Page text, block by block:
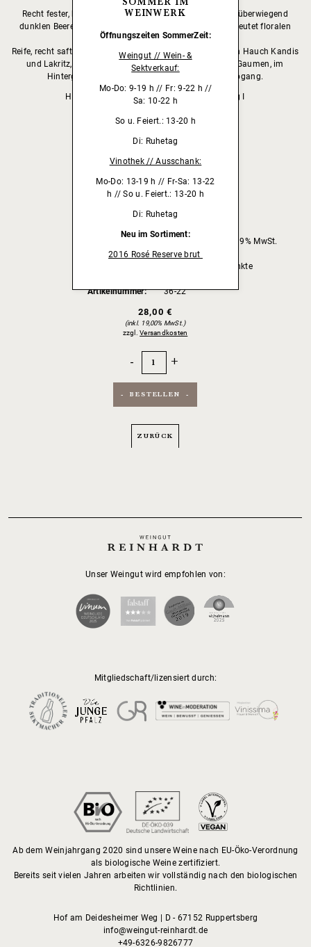
WEINWERK
Öffnungszeiten SommerZeit:
Weingut // Wein- &
Sektverkauf:
Mo-Do: 9-19 h // Fr: 9-22 h //
Sa: 10-22 h
So u. Feiert.: 13-20 h
Di: Ruhetag
Vinothek // Ausschank:
Mo-Do: 13-19 h // Fr-Sa: 13-22
h // So u. Feiert.: 13-20 h
Di: Ruhetag
Neu im Sortiment:
2016 Rosé Reserve brut
Recht fester, herber und kühler Duft nach Kirschen und überwiegend
dunklen Beeren mit erdigen, leicht kräutrigen und angedeutet floralen
Tönen.
Reife, recht saftige Frucht, etwas pfeffrig und kräuterig, ein Hauch Kandis
und Lakritz, feines Tannin, ein Hauch Schokolade am Gaumen, im
Hintergrund auch salzige Nuancen, sehr guter Abgang.
Handgelesen und selektiert I Maischegärung I
EXPERTISE ANSEHEN
Jahrgang
2022
Farbe
Rotwein
Alkoholgehalt
13,5 % vol.
Inhalt
750 ml
Säure
5,8 g/l
37,33 €/Liter inkl. 19% MwSt.
Allergene
enthält Sulfite
Eichelmann 89 Punkte
Artikelnummer
36-22
28,00 €
inkl. 19,00% MwSt.
zzgl.Versandkosten
- +
BESTELLEN
ZURÜCK
Unser Weingut wird empfohlen von:
Mitgliedschaft/lizensiert durch:
Ab dem Weinjahrgang 2020 sind unsere Weine nach EU-Öko-Verordnung
als biologische Weine zertifiziert.
Bereits seit vielen Jahren arbeiten wir vollständig nach den biologischen
Richtlinien.
Hof am Deidesheimer Weg | D - 67152 Ruppertsberg
info@weingut-reinhardt.de
+49-6326-9826777